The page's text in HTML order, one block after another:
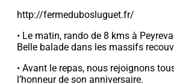
http://fermedubosluguet.fr/
• Le matin, rando de 8 kms à
Belle balade dans les massifs
• Avant le repas, nous rejoignons
l’honneur de son anniversaire.